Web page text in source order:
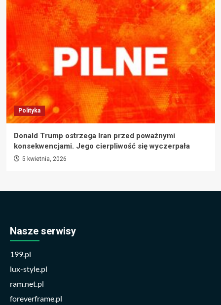
Polityka
Donald Trump ostrzega Iran przed poważnymi
konsekwencjami. Jego cierpliwość się wyczerpała
5 kwietnia, 2026
Nasze serwisy
199.pl
lux-style.pl
ram.net.pl
foreverframe.pl